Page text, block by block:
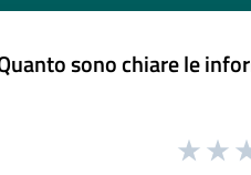
sono chiare le